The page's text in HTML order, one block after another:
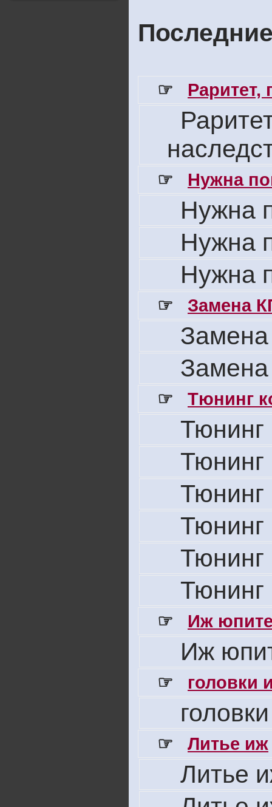
☞ Раритет,
☞ Нужна
Нужна
Нужна
Нужна
☞ Замена
☞ Тюнинг
Тюнинг
Тюнинг
Тюнинг
Тюнинг
Тюнинг
Тюнинг
☞ Иж
Иж
☞ головки
☞ Литье иж
Литье